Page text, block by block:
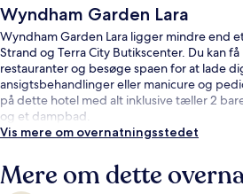
Wyndham Garden Lara
Wyndham Garden Lara ligger mindre end
Strand og Terra City Butikscenter. Du kan
restauranter og besøge spaen for at lade
ansigtsbehandlinger eller manicure og
på dette hotel med alt inklusive tæller 2
og et dampbad.
Vis mere om overnatningsstedet
Mere om dette